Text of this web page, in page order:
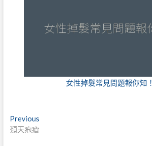
女性掉髮常見問題報你知！
文
章
Previous
Previous
類天疱瘡